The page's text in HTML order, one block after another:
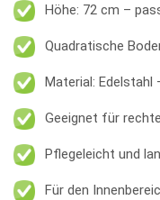
Höhe: 72 cm –
Quadratische
Material:
Geeignet für
Pflegeleicht und
Für den